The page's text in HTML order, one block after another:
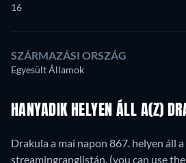
16
SZÁRMAZÁSI ORSZÁG
Egyesült Államok
HANYADIK HELYEN ÁLL A(Z)
Drakula a mai napon 867. helyen áll
streamingranglistán. (you can use